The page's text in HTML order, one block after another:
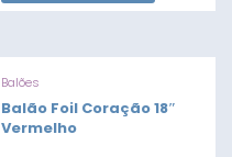
Balões
Balão Foil Coração 18″
Vermelho